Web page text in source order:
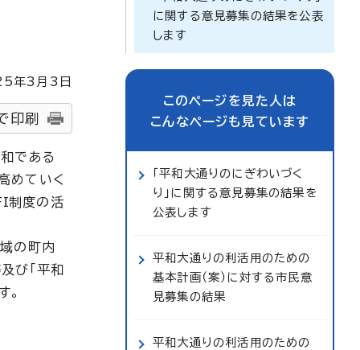
年3月3日
印刷
である
めていく
制度の活
の町内
び「平和
。
に関する意見募集の結果を公表
します
このページを見た人は
こんなページも見ています
「平和大通りのにぎわいづく
り」に関する意見募集の結果を
公表します
平和大通りの利活用のための
基本計画（案）に対する市民意
見募集の結果
平和大通りの利活用のための